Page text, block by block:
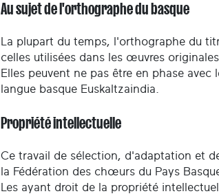
Au sujet de l'orthographe du basque
La plupart du temps, l'orthographe du
celles utilisées dans les œuvres originales.
Elles peuvent ne pas être en phase
langue basque Euskaltzaindia.
Propriété intellectuelle
Ce travail de sélection, d'adaptation et
la Fédération des chœurs du Pays
Les ayant droit de la propriété